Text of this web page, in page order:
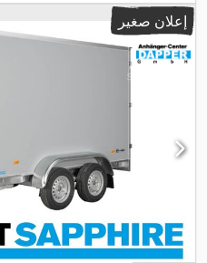
إعلان صغير